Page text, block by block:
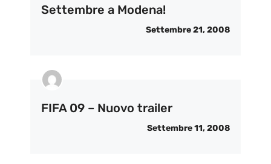
Settembre a Modena!
Settembre 21, 2008
FIFA 09 – Nuovo trailer
Settembre 11, 2008